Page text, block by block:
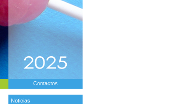
Contactos
Noticias